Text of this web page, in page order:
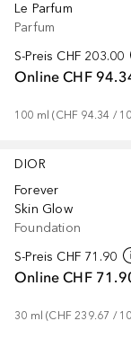
Le Parfum
Parfum
S-Preis CHF 203.00
Online CHF
100 ml (CHF 94.34 /
DIOR
Forever
Skin Glow
Foundation
S-Preis CHF 71.90
Online CHF
30 ml (CHF 239.67 /
+ 42